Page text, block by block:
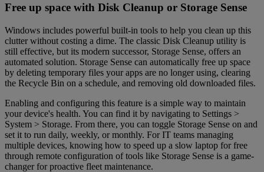
Free up space with Disk Cleanup or Storage Sense
Windows includes powerful built-in tools to help you clean up this
clutter without costing a dime. The classic Disk Cleanup utility is
still effective, but its modern successor, Storage Sense, offers an
automated solution. Storage Sense can automatically free up space
by deleting temporary files your apps are no longer using, clearing
the Recycle Bin on a schedule, and removing old downloaded files.
Enabling and configuring this feature is a simple way to maintain
your device's health. You can find it by navigating to Settings >
System > Storage. From there, you can toggle Storage Sense on and
set it to run daily, weekly, or monthly. For IT teams managing
multiple devices, knowing how to speed up a slow laptop for free
through remote configuration of tools like Storage Sense is a game-
changer for proactive fleet maintenance.